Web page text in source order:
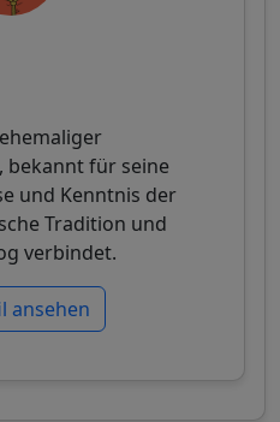
bekannt für seine
und Kenntnis der
Tradition und
verbindet.
ansehen